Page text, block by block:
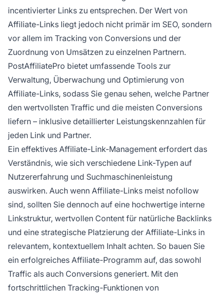
incentivierter Links zu entsprechen. Der Wert von
Affiliate-Links liegt jedoch nicht primär im SEO, sondern
vor allem im Tracking von Conversions und der
Zuordnung von Umsätzen zu einzelnen Partnern.
PostAffiliatePro bietet umfassende Tools zur
Verwaltung, Überwachung und Optimierung von
Affiliate-Links, sodass Sie genau sehen, welche Partner
den wertvollsten Traffic und die meisten Conversions
liefern – inklusive detaillierter Leistungskennzahlen für
jeden Link und Partner.
Ein effektives Affiliate-Link-Management erfordert das
Verständnis, wie sich verschiedene Link-Typen auf
Nutzererfahrung und Suchmaschinenleistung
auswirken. Auch wenn Affiliate-Links meist nofollow
sind, sollten Sie dennoch auf eine hochwertige interne
Linkstruktur, wertvollen Content für natürliche Backlinks
und eine strategische Platzierung der Affiliate-Links in
relevantem, kontextuellem Inhalt achten. So bauen Sie
ein erfolgreiches Affiliate-Programm auf, das sowohl
Traffic als auch Conversions generiert. Mit den
fortschrittlichen Tracking-Funktionen von